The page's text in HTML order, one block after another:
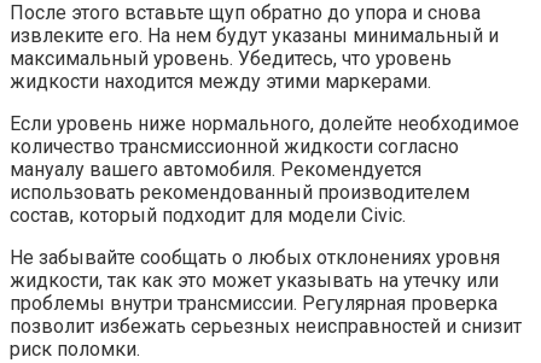
После этого вставьте щуп обратно до упора и снова
извлеките его. На нем будут указаны минимальный и
максимальный уровень. Убедитесь, что уровень
жидкости находится между этими маркерами.
Если уровень ниже нормального, долейте необходимое
количество трансмиссионной жидкости согласно
мануалу вашего автомобиля. Рекомендуется
использовать рекомендованный производителем
состав, который подходит для модели Civic.
Не забывайте сообщать о любых отклонениях уровня
жидкости, так как это может указывать на утечку или
проблемы внутри трансмиссии. Регулярная проверка
позволит избежать серьезных неисправностей и снизит
риск поломки.